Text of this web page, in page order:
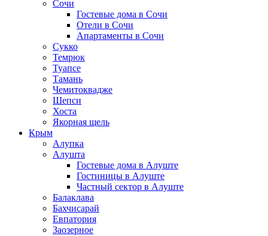
Сочи
Гостевые дома в Сочи
Отели в Сочи
Апартаменты в Сочи
Сукко
Темрюк
Туапсе
Тамань
Чемитоквадже
Шепси
Хоста
Якорная щель
Крым
Алупка
Алушта
Гостевые дома в Алуште
Гостиницы в Алуште
Частный сектор в Алуште
Балаклава
Бахчисарай
Евпатория
Заозерное